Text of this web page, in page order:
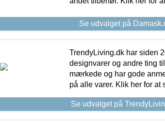
Se udvalget på
TrendyLiving.dk har siden
designvarer og andre ting
mærkede og har gode
på alle varer. Klik her for at
Se udvalget på